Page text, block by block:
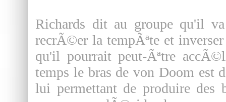
Richards dit au groupe qu'il
recrÃ©er la tempÃªte et
qu'il pourrait peut-Ãªtre
temps le bras de von Doom est
lui permettant de produire